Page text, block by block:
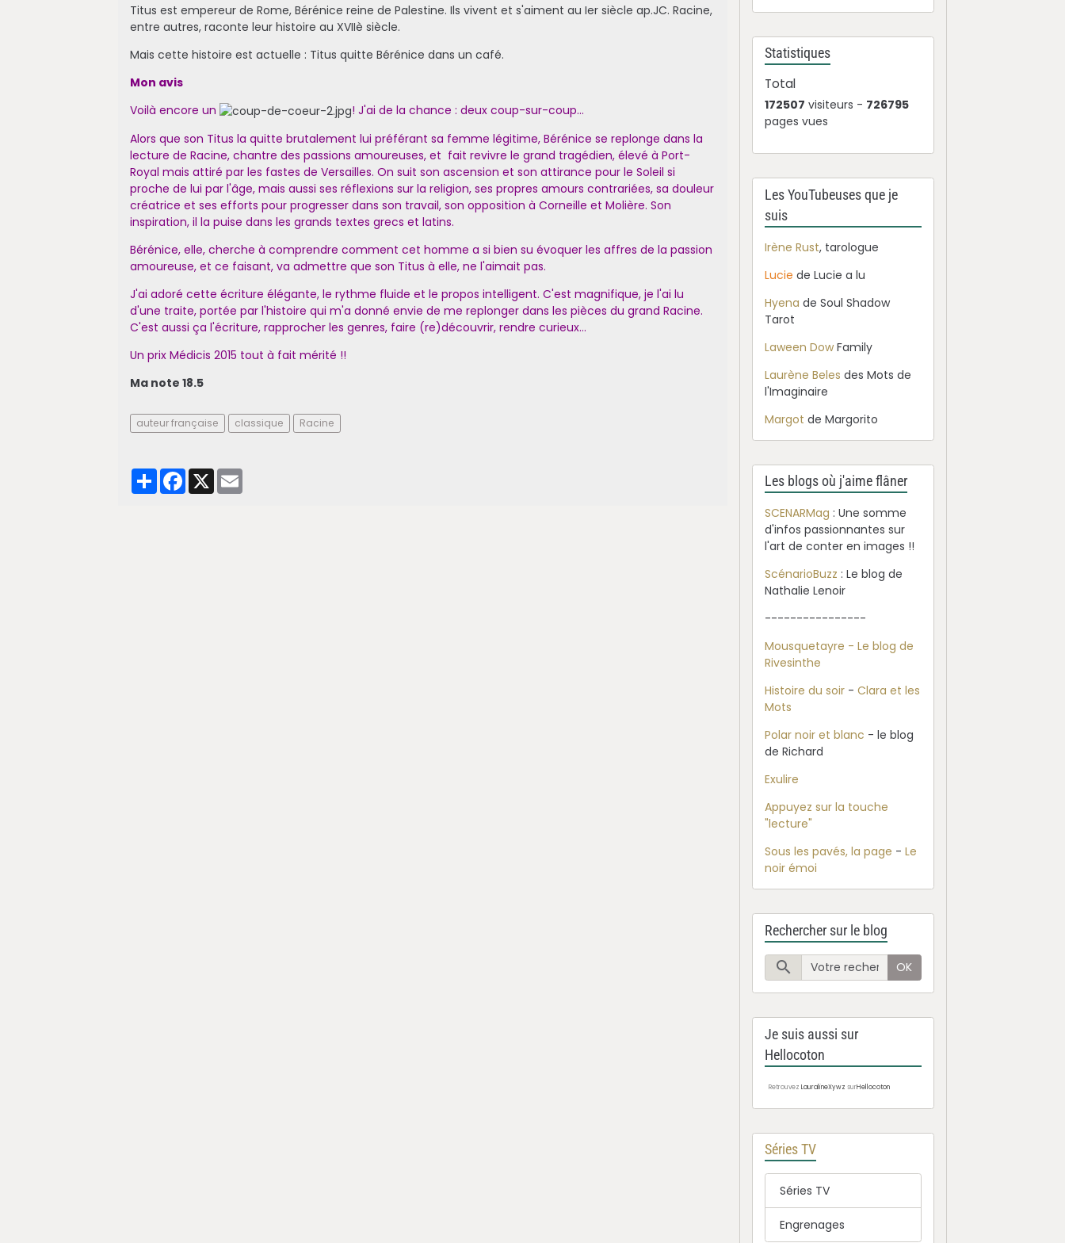
Titus est empereur de Rome, Bérénice reine de Palestine. Ils vivent et s'aiment au Ier siècle ap.JC. Racine,
entre autres, raconte leur histoire au XVIIè siècle.
Mais cette histoire est actuelle : Titus quitte Bérénice dans un café.
Mon avis
Voilà encore un
! J'ai de la chance : deux coup-sur-coup...
Alors que son Titus la quitte brutalement lui préférant sa femme légitime, Bérénice se replonge dans la
lecture de Racine, chantre des passions amoureuses, et fait revivre le grand tragédien, élevé à Port-
Royal mais attiré par les fastes de Versailles. On suit son ascension et son attirance pour le Soleil si
proche de lui par l'âge, mais aussi ses réflexions sur la religion, ses propres amours contrariées, sa douleur
créatrice et ses efforts pour progresser dans son travail, son opposition à Corneille et Molière. Son
inspiration, il la puise dans les grands textes grecs et latins.
Bérénice, elle, cherche à comprendre comment cet homme a si bien su évoquer les affres de la passion
amoureuse, et ce faisant, va admettre que son Titus à elle, ne l'aimait pas.
J'ai adoré cette écriture élégante, le rythme fluide et le propos intelligent. C'est magnifique, je l'ai lu
d'une traite, portée par l'histoire qui m'a donné envie de me replonger dans les pièces du grand Racine.
C'est aussi ça l'écriture, rapprocher les genres, faire (re)découvrir, rendre curieux...
Un prix Médicis 2015 tout à fait mérité !!
Ma note 18.5
auteur française classique Racine
PartagerFacebook
X
Statistiques
Total
172507 visiteurs - 726795
pages vues
Les YouTubeuses que je
suis
Irène Rust, tarologue
Luciede Lucie a lu
Hyena de Soul Shadow
Tarot
Laween DowFamily
Laurène Beles des Mots de
l'Imaginaire
Margot de Margorito
Les blogs où j'aime flâner
SCENARMag : Une somme
d'infos passionnantes sur
l'art de conter en images !!
ScénarioBuzz : Le blog de
Nathalie Lenoir
----------------
Mousquetayre - Le blog de
Rivesinthe
Histoire du soir -Clara et les
Mots
Polar noir et blanc - le blog
de Richard
Exulire
Appuyez sur la touche
"lecture"
Sous les pavés, la page -Le
noir émoi
Rechercher sur le blog
OK
Je suis aussi sur
Hellocoton
RetrouvezLauralineXywz surHellocoton
Séries TV
Séries TV
Engrenages